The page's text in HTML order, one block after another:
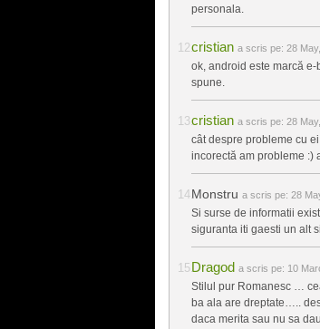
personala.
cristian a scris pe: 28
ok, android este marcă
spune.
cristian a scris pe: 28
cât despre probleme cu
incorectă am probleme :)
Monstru a scris pe: 28
Si surse de informatii
siguranta iti gaesti un alt
Dragod a scris pe: 10
Stilul pur Romanesc …
ba ala are dreptate…..
daca merita sau nu sa